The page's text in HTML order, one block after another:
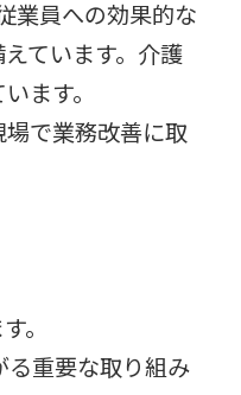
業員への効果的な
ています。介護
ます。
で業務改善に取
。
重要な取り組み